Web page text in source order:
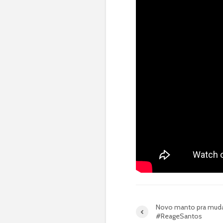
Novo manto pra
#ReageSantos